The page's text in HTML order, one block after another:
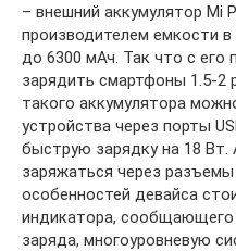
– внешний аккумулятор Mi
производителем емкости
до 6300 мАч. Так что с
зарядить смартфоны 1.5-2
такого аккумулятора
устройства через порты
быструю зарядку на 18
заряжаться через разъемы
особенностей девайса
индикатора, сообщающего
заряда, многоуровневую